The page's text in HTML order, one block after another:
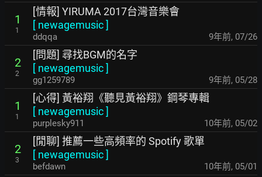
1
1
[情報] YIRUMA 2017台灣音樂會
[ newagemusic]
ddqqa 9年前, 07/26
2
2
[問題] 尋找BGM的名字
[ newagemusic]
gg1259789 9年前, 05/28
1
1
[心得] 黃裕翔《聽見黃裕翔》鋼琴專輯
[ newagemusic]
purplesky911 10年前, 05/02
2
3
[閒聊] 推薦一些高頻率的 Spotify 歌單
[ newagemusic]
befdawn 10年前, 05/01